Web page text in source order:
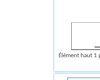
Élément haut 1